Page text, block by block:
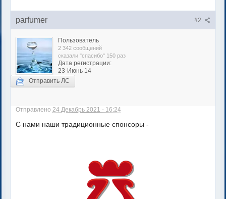
#2
parfumer
Пользователь
2 342 сообщений
сказали "спасибо" 150 раз
Дата регистрации:
23-Июнь 14
Отправить ЛС
Отправлено24 Декабрь 2021 - 16:24
С нами наши традиционные спонсоры -